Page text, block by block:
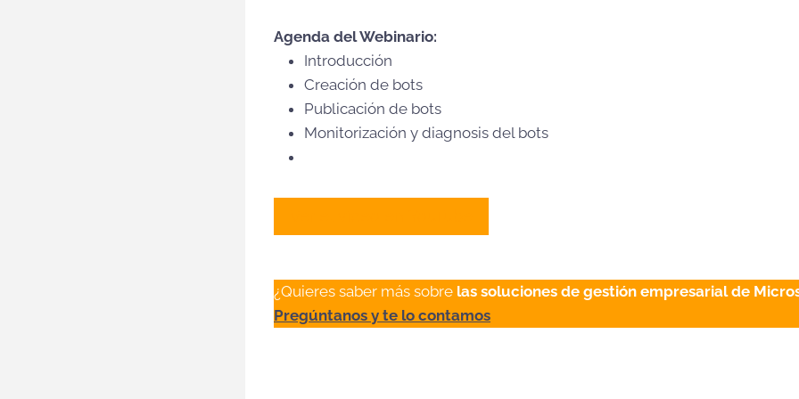
Agenda del Webinario:
Introducción
Creación de bots
Publicación de bots
Monitorización y diagnosis del bots
¿Quieres saber más sobre las soluciones de gestión empresarial de
Pregúntanos y te lo contamos